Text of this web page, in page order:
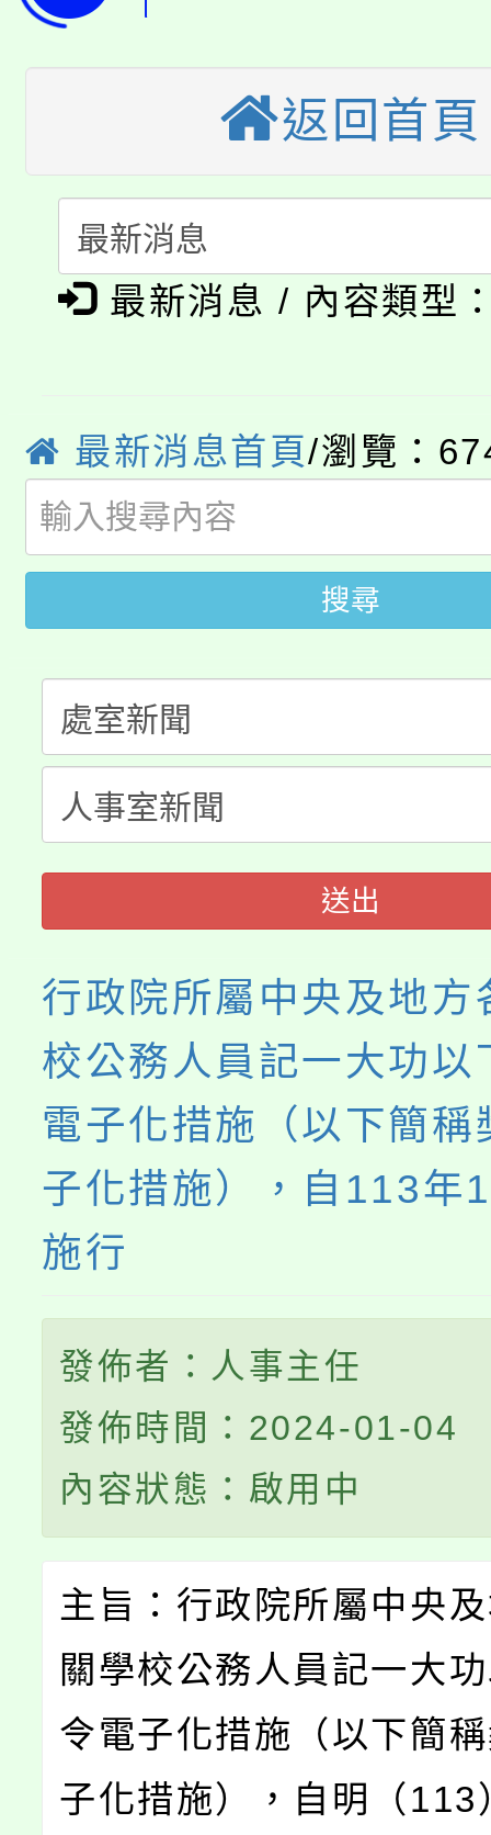
代理(課)教師甄選結果(
代理(課)教師甄選結果(
轉知中國文化大學推廣
《TA101》溝通分析基
程，歡迎學生輔導中心
心理、諮商輔導、社會
系所師生報名參加。
轉知苗栗縣政府辦理
縣市「校園短影音徵選
門員」簡章及活動海報
踴躍報名參加。
桃園市115學年度學生
要點
「桃園市補助參觀特色
展演活動實施計畫」
淨零綠領人才培育課程
車」活動
桃園市115學年度學生
生本土語及新住民語歌
公告本校115學年度第
代理(課)教師甄選結果(
公告本校115學年度第
代理(課)教師甄選結果(
轉知中國文化大學推廣
《TA101》溝通分析基
程，歡迎學生輔導中心
心理、諮商輔導、社會
縣市「校園短影音徵選
門員」簡章及活動海報
踴躍報名參加。
桃園市115學年度學生
要點
「桃園市補助參觀特色
展演活動實施計畫」
返回首頁
最新消息 / 內容類型
最新消息首頁/瀏覽：
搜尋
送出
行政院所屬中央及地方
校公務人員記一大功以
電子化措施（以下簡稱
子化措施），自113年
施行
發佈者：人事主任
發佈時間：2024-01-04
內容狀態：啟用中
主旨：行政院所屬中央
關學校公務人員記一大
令電子化措施（以下簡
子化措施），自明（113